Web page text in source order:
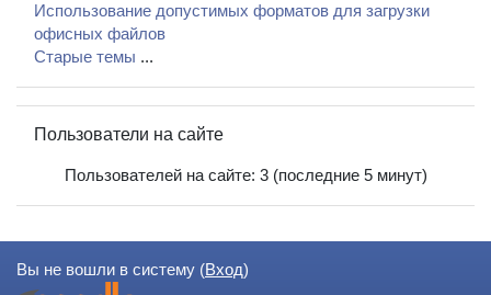
Использование допустимых форматов для загрузки
офисных файлов
Старые темы ...
Пользователи на сайте
Пользователей на сайте: 3 (последние 5 минут)
Вы не вошли в систему (Вход)